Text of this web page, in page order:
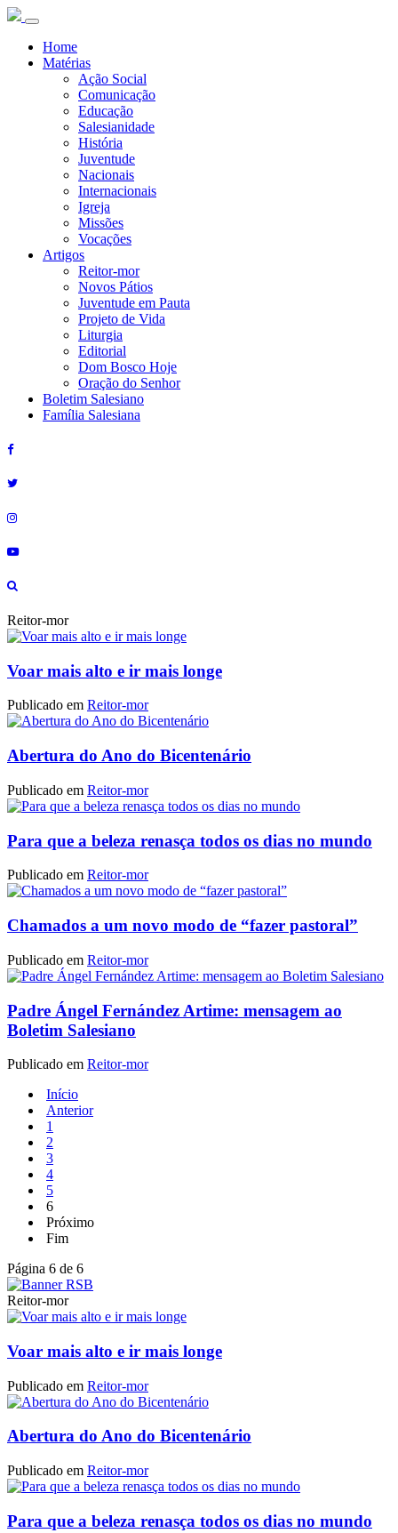
Home
Matérias
Ação Social
Comunicação
Educação
Salesianidade
História
Juventude
Nacionais
Internacionais
Igreja
Missões
Vocações
Artigos
Reitor-mor
Novos Pátios
Juventude em Pauta
Projeto de Vida
Liturgia
Editorial
Dom Bosco Hoje
Oração do Senhor
Boletim Salesiano
Família Salesiana
Reitor-mor
Voar mais alto e ir mais longe
Publicado em Reitor-mor
Abertura do Ano do Bicentenário
Publicado em Reitor-mor
Para que a beleza renasça todos os dias no mundo
Publicado em Reitor-mor
Chamados a um novo modo de “fazer pastoral”
Publicado em Reitor-mor
Padre Ángel Fernández Artime: mensagem ao
Boletim Salesiano
Publicado em Reitor-mor
Início
Anterior
1
2
3
4
5
6
Próximo
Fim
Página 6 de 6
Reitor-mor
Voar mais alto e ir mais longe
Publicado em Reitor-mor
Abertura do Ano do Bicentenário
Publicado em Reitor-mor
Para que a beleza renasça todos os dias no mundo